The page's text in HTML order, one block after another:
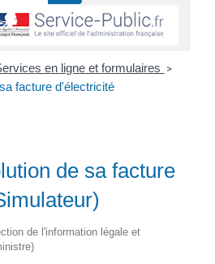
en ligne et formulaires >
facture d'électricité
de sa facture
de l'information légale et